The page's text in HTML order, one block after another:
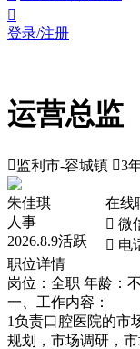

登录/注册
运营总监
监利市-容城镇 3
朱佳琪
人事
2026.8.9活跃
在线
 微
 电
职位详情
岗位：全职 年龄：
一、工作内容：
1负责口腔医院的市
规划，市场调研，